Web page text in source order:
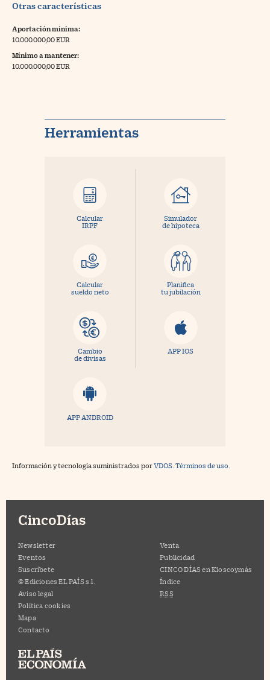
Otras características
Aportación mínima:
10.000.000,00 EUR
Mínimo a mantener:
10.000.000,00 EUR
Herramientas
Calcular
IRPF
Simulador
de hipoteca
Calcular
sueldo neto
Planifica
tu jubilación
Cambio
de divisas
APP IOS
APP ANDROID
Información y tecnología suministrados porVDOS Términos de uso.
CincoDías
Newsletter
Eventos
Suscríbete
© Ediciones EL PAÍS s.l.
Aviso legal
Política cookies
Mapa
Contacto
Venta
Publicidad
CINCO DÍAS en Kioscoymás
Índice
RSS